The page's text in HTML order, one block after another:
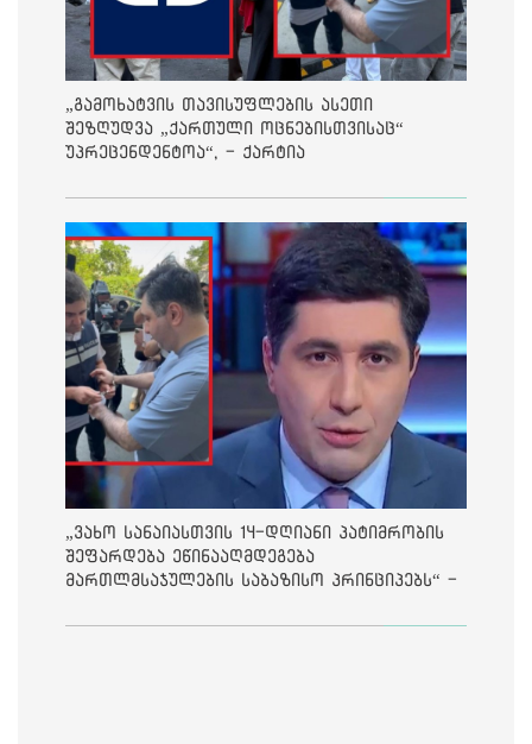
„გამოხატვის თავისუფლების ასეთი
შეზღუდვა „ქართული ოცნებისთვისაც“
უპრეცენდენტოა“, - ქარტია
„ვახო სანაიასთვის 14-დღიანი პატიმრობის
შეფარდება ეწინააღმდეგება
მართლმსაჯულების საბაზისო პრინციპებს“ -